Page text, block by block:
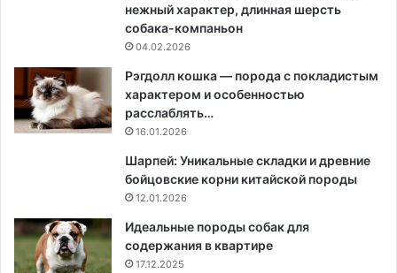
нежный характер, длинная шерсть
собака-компаньон
04.02.2026
Рэгдолл кошка — порода с покладистым
характером и особенностью
расслаблять…
16.01.2026
Шарпей: Уникальные складки и древние
бойцовские корни китайской породы
12.01.2026
Идеальные породы собак для
содержания в квартире
17.12.2025